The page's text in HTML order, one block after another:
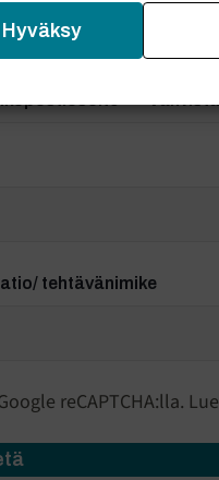
Hyväksy
tehtävänimike
reCAPTCHA:lla. Lue